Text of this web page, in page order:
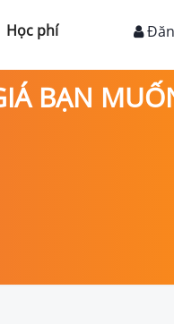
Học phí
BẠN